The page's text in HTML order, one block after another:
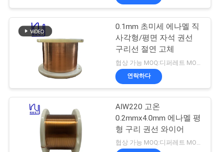
뉴
용 셀프 본딩 와이어
219
0.1mm 초미세 에나멜 직
사각형/평면 자석 권선
구리선 절연 고체
연락하다
AIW220 고온
0.2mmx4.0mm 에나멜 평
형 구리 권선 와이어
협상 가능 MOQ:디퍼레트 MOQ와 다른 유형